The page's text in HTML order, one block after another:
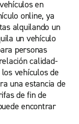
en
online, ya
alquilando un
un vehículo
personas
calidad-
vehículos de
una estancia de
de fin de
encontrar